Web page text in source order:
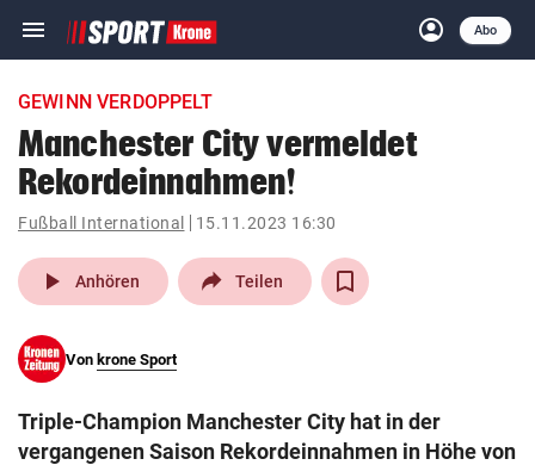
menu Navigation
ein-/ausklappen
account_circle
Anmelden
Abo
close Schließen
account_circle Anmelden
pin_drop
Wien arrow_right
search
eingeben
GEWINN VERDOPPELT
Manchester City vermeldet
Rekordeinnahmen!
Fußball International 15.11.2023 16:30
play_arrow Anhören Teilen
Von krone Sport
Triple-Champion Manchester City hat in der
vergangenen Saison Rekordeinnahmen in Höhe von